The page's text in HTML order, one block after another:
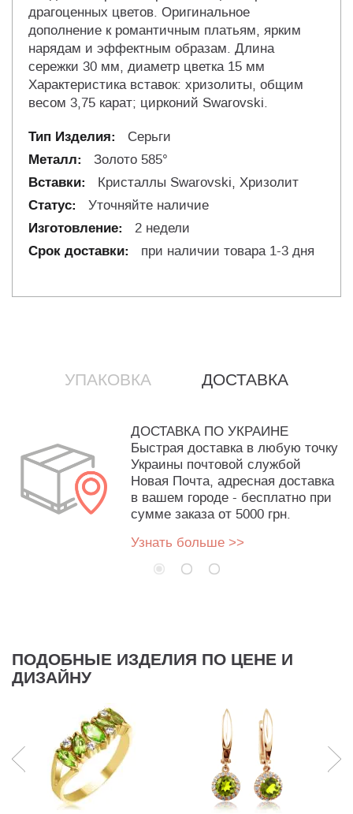
драгоценных цветов. Оригинальное
дополнение к романтичным платьям, ярким
нарядам и эффектным образам. Длина
сережки 30 мм, диаметр цветка 15 мм
Характеристика вставок: хризолиты, общим
весом 3,75 карат; цирконий Swarovski.
Серьги
Золото 585°
Кристаллы Swarovski, Хризолит
Уточняйте наличие
2 недели
при наличии товара 1-3 дня
УПАКОВКА ДОСТАВКА
ДОСТАВКА ПО УКРАИНЕ
Быстрая доставка в любую точку
Украины почтовой службой
Новая Почта, адресная доставка
в вашем городе - бесплатно при
сумме заказа от 5000 грн.
Узнать больше >>
ПОДОБНЫЕ ИЗДЕЛИЯ ПО ЦЕНЕ И
ДИЗАЙНУ